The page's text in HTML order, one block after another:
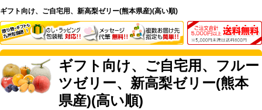
ギフト向け、ご自宅用、新高梨ゼリー(熊本県産)(高い順)
ギフト向け、ご自宅用、フルー
ツゼリー、新高梨ゼリー(熊本
県産)(高い順)